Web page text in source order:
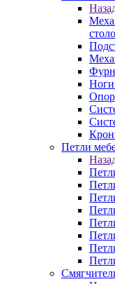
Ноги
Петли